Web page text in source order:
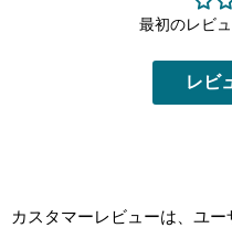
最初のレビ
レビ
カスタマーレビューは、ユ